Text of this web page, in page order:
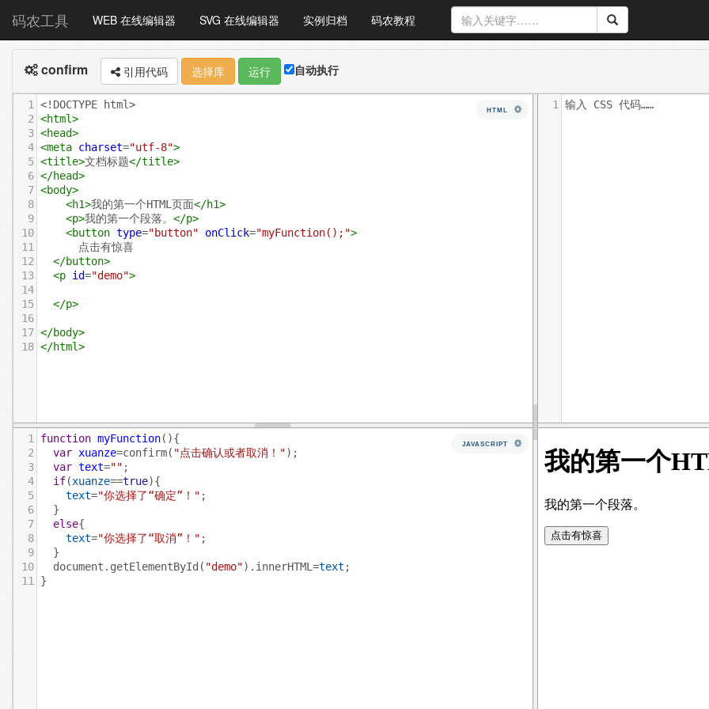
码农工具 WEB 在线编辑器 SVG 在线编辑器 实例归档 码农教程
confirm 引用代码 选择库 运行 自动执行
1
<!DOCTYPE html>
2 <html>
3 <head>
4 <meta charset="utf-8">
5 <title>文档标题</title>
6 </head>
7 <body>
8
<h1>我的第一个HTML页面</h1>
9
<p>我的第一个段落。 </p>
10
<button type="button" onClick="myFunction();">
11
点击有惊喜
12
</button>
13
<p id="demo">
14
15
</p>
16
17 </body>
18 </html>
HTML
1 function myFunction(){
2
var xuanze=confirm( "点击确认或者取消！");
3
var text="" ;
4
if(xuanze==true){
5
text="你选择了“确定”！" ;
6
  }
7
else{
8
text="你选择了“取消”！" ;
9
  }
10
document . getElementById ( "demo"). innerHTML =text ;
11
}
JAVASCRIPT
输入 CSS 代码……
1